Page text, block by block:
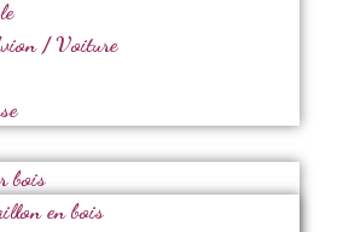
/ Voiture
bois
en bois